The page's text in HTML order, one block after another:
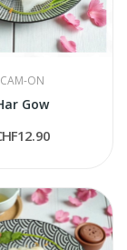
CAM-ON
Gow